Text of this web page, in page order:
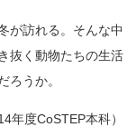
が訪れる。そんな中
抜く動物たちの生活
ろうか。
年度CoSTEP本科）